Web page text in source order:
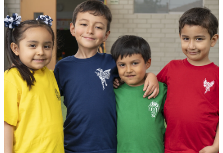
Campamento de
verano
Learning by Playing
Taller de Minecraft
Education
EC English
Programmes
Summer Schools